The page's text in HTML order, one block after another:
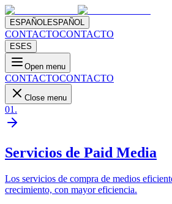
ESPAÑOLESPAÑOL
CONTACTOCONTACTO
ES ES
Open menu
CONTACTOCONTACTO
Close menu
01 .
Servicios de Paid Media
Los servicios de compra de medios
crecimiento, con mayor eficiencia.